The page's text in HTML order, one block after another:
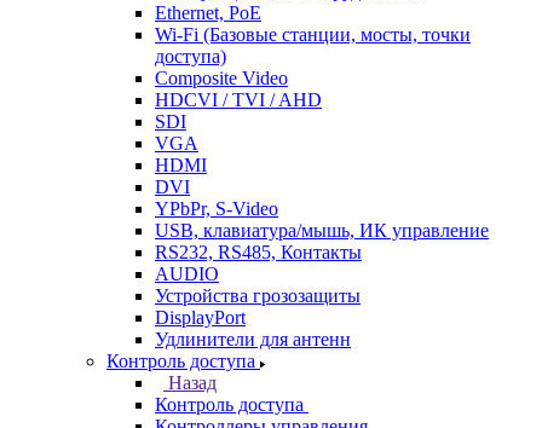
Ethernet, PoE
Wi-Fi (Базовые станции, мосты, точки
доступа)
Composite Video
HDCVI / TVI / AHD
SDI
VGA
HDMI
DVI
YPbPr, S-Video
USB, клавиатура/мышь, ИК управление
RS232, RS485, Контакты
AUDIO
Устройства грозозащиты
DisplayPort
Удлинители для антенн
Контроль доступа
Назад
Контроль доступа